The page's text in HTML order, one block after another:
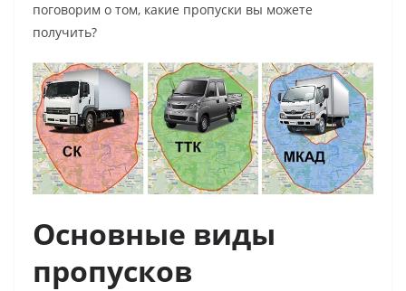
поговорим о том, какие пропуски вы можете
получить?
Основные виды
пропусков